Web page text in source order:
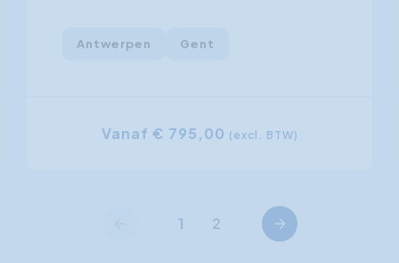
Antwerpen Gent
Vanaf € 795,00 (excl. BTW)
1 2 Volgende